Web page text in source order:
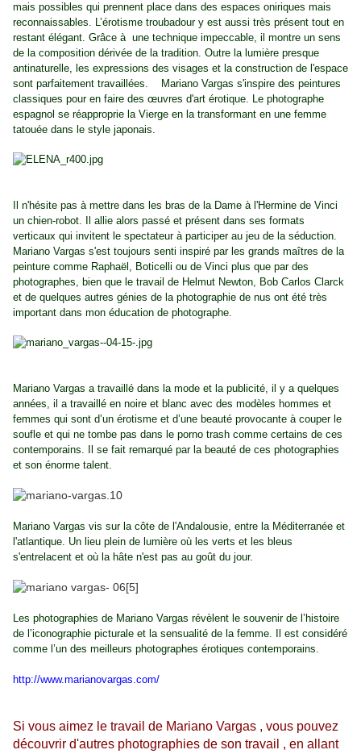
mais possibles qui prennent place dans des espaces oniriques mais
reconnaissables. L’érotisme troubadour y est aussi très présent tout en
restant élégant. Grâce à une technique impeccable, il montre un sens
de la composition dérivée de la tradition. Outre la lumière presque
antinaturelle, les expressions des visages et la construction de l'espace
sont parfaitement travaillées. Mariano Vargas s'inspire des peintures
classiques pour en faire des œuvres d'art érotique. Le photographe
espagnol se réapproprie la Vierge en la transformant en une femme
tatouée dans le style japonais.
Il n'hésite pas à mettre dans les bras de la Dame à l'Hermine de Vinci
un chien-robot. Il allie alors passé et présent dans ses formats
verticaux qui invitent le spectateur à participer au jeu de la séduction.
Mariano Vargas s'est toujours senti inspiré par les grands maîtres de la
peinture comme Raphaël, Boticelli ou de Vinci plus que par des
photographes, bien que le travail de Helmut Newton, Bob Carlos Clarck
et de quelques autres génies de la photographie de nus ont été très
important dans mon éducation de photographe.
Mariano Vargas a travaillé dans la mode et la publicité, il y a quelques
années, il a travaillé en noire et blanc avec des modèles hommes et
femmes qui sont d’un érotisme et d’une beauté provocante à couper le
soufle et qui ne tombe pas dans le porno trash comme certains de ces
contemporains. Il se fait remarqué par la beauté de ces photographies
et son énorme talent.
Mariano Vargas vis sur la côte de l'Andalousie, entre la Méditerranée et
l'atlantique. Un lieu plein de lumière où les verts et les bleus
s'entrelacent et où la hâte n'est pas au goût du jour.
Les photographies de Mariano Vargas révèlent le souvenir de l’histoire
de l’iconographie picturale et la sensualité de la femme. Il est considéré
comme l’un des meilleurs photographes érotiques contemporains.
http://www.marianovargas.com/
Si vous aimez le travail de Mariano Vargas , vous pouvez
découvrir d'autres photographies de son travail , en allant